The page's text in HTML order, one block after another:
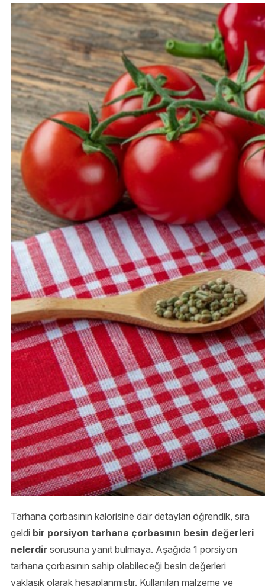
Tarhana çorbasının kalorisine dair detayları öğrendik, sıra
geldi bir porsiyon tarhana çorbasının besin değerleri
nelerdir sorusuna yanıt bulmaya. Aşağıda 1 porsiyon
tarhana çorbasının sahip olabileceği besin değerleri
yaklaşık olarak hesaplanmıştır. Kullanılan malzeme ve